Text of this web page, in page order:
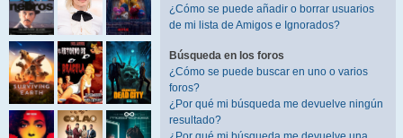
¿Cómo se puede añadir o borrar usuarios
de mi lista de Amigos e Ignorados?
Búsqueda en los foros
¿Cómo se puede buscar en uno o varios
foros?
¿Por qué mi búsqueda me devuelve ningún
resultado?